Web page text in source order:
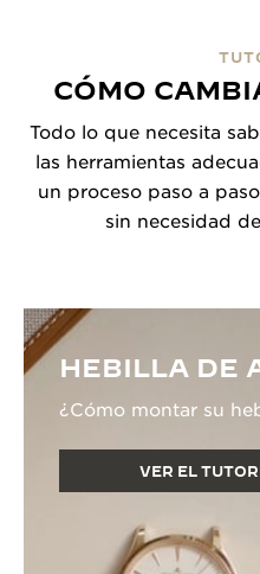
CÓMO
Todo lo que necesita
las herramientas
un proceso paso a
sin necesidad
HEBILLA DE
¿Cómo montar su
VER EL